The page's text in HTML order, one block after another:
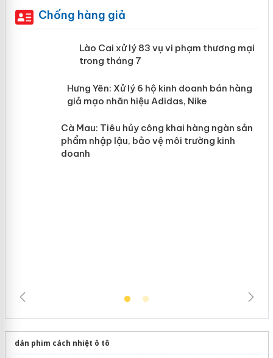
Chống hàng giả
Lào Cai xử lý 83 vụ vi phạm thương
mại trong tháng 7
Hưng Yên: Xử lý 6 hộ kinh doanh bán
hàng giả mạo nhãn hiệu Adidas, Nike
dán phim cách nhiệt ô tô